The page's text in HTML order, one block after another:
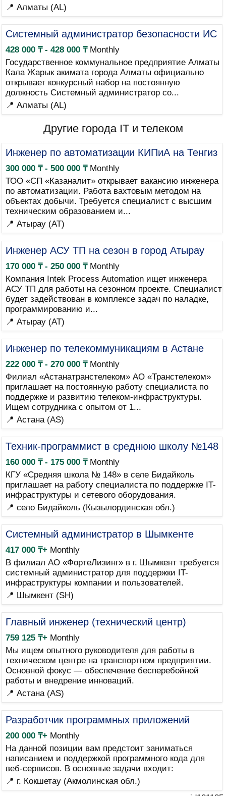
📍 Алматы (AL)
Системный администратор безопасности ИС
428 000 ₸ - 428 000 ₸Monthly
Государственное коммунальное предприятие Алматы
Кала Жарык акимата города Алматы официально
открывает конкурсный набор на постоянную
должность Системный администратор со...
📍 Алматы (AL)
Другие города IT и телеком
Инженер по автоматизации КИПиА на Тенгиз
300 000 ₸ - 500 000 ₸Monthly
ТОО «СП «Казаналит» открывает вакансию инженера
по автоматизации. Работа вахтовым методом на
объектах добычи. Требуется специалист с высшим
техническим образованием и...
📍 Атырау (AT)
Инженер АСУ ТП на сезон в город Атырау
170 000 ₸ - 250 000 ₸Monthly
Компания Intek Process Automation ищет инженера
АСУ ТП для работы на сезонном проекте. Специалист
будет задействован в комплексе задач по наладке,
программированию и...
📍 Атырау (AT)
Инженер по телекоммуникациям в Астане
222 000 ₸ - 270 000 ₸Monthly
Филиал «Астанатранстелеком» АО «Транстелеком»
приглашает на постоянную работу специалиста по
поддержке и развитию телеком-инфраструктуры.
Ищем сотрудника с опытом от 1...
📍 Астана (AS)
Техник-программист в среднюю школу №148
160 000 ₸ - 175 000 ₸Monthly
КГУ «Средняя школа № 148» в селе Бидайколь
приглашает на работу специалиста по поддержке IT-
инфраструктуры и сетевого оборудования.
📍 село Бидайколь (Кызылординская обл.)
Системный администратор в Шымкенте
417 000 ₸+Monthly
В филиал АО «ФортеЛизинг» в г. Шымкент требуется
системный администратор для поддержки IT-
инфраструктуры компании и пользователей.
📍 Шымкент (SH)
Главный инженер (технический центр)
759 125 ₸+Monthly
Мы ищем опытного руководителя для работы в
техническом центре на транспортном предприятии.
Основной фокус — обеспечение бесперебойной
работы и внедрение инноваций.
📍 Астана (AS)
Разработчик программных приложений
200 000 ₸+Monthly
На данной позиции вам предстоит заниматься
написанием и поддержкой программного кода для
веб-сервисов. В основные задачи входит:
📍 г. Кокшетау (Акмолинская обл.)